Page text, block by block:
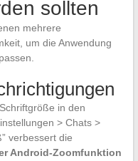
sollten
mehrere
um die Anwendung
in den
> Chats >
verbessert die
Android-Zoomfunktion